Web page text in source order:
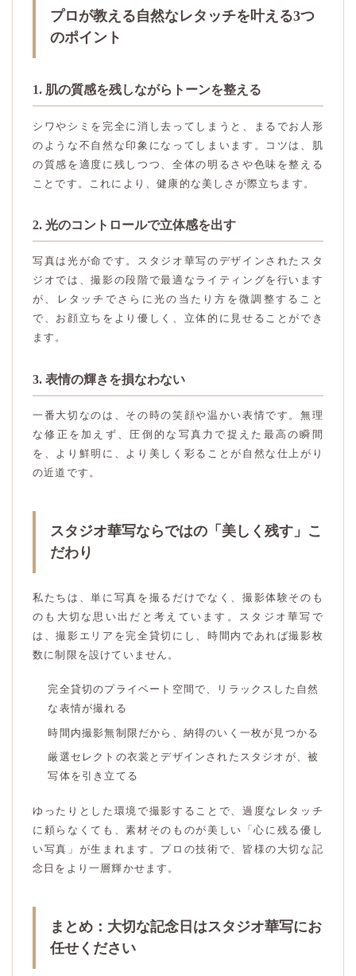
プロが教える自然なレタッチを叶える3つ
のポイント
1. 肌の質感を残しながらトーンを整える
シワやシミを完全に消し去ってしまうと、まるでお人形
のような不自然な印象になってしまいます。コツは、肌
の質感を適度に残しつつ、全体の明るさや色味を整える
ことです。これにより、健康的な美しさが際立ちます。
2. 光のコントロールで立体感を出す
写真は光が命です。スタジオ華写のデザインされたスタ
ジオでは、撮影の段階で最適なライティングを行います
が、レタッチでさらに光の当たり方を微調整すること
で、お顔立ちをより優しく、立体的に見せることができ
ます。
3. 表情の輝きを損なわない
一番大切なのは、その時の笑顔や温かい表情です。無理
な修正を加えず、圧倒的な写真力で捉えた最高の瞬間
を、より鮮明に、より美しく彩ることが自然な仕上がり
の近道です。
スタジオ華写ならではの「美しく残す」こ
だわり
私たちは、単に写真を撮るだけでなく、撮影体験そのも
のも大切な思い出だと考えています。スタジオ華写で
は、撮影エリアを完全貸切にし、時間内であれば撮影枚
数に制限を設けていません。
完全貸切のプライベート空間で、リラックスした自然
な表情が撮れる
時間内撮影無制限だから、納得のいく一枚が見つかる
厳選セレクトの衣裳とデザインされたスタジオが、被
写体を引き立てる
ゆったりとした環境で撮影することで、過度なレタッチ
に頼らなくても、素材そのものが美しい「心に残る優し
い写真」が生まれます。プロの技術で、皆様の大切な記
念日をより一層輝かせます。
まとめ：大切な記念日はスタジオ華写にお
任せください